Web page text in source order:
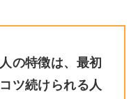
の特徴は、最初
ツ続けられる人